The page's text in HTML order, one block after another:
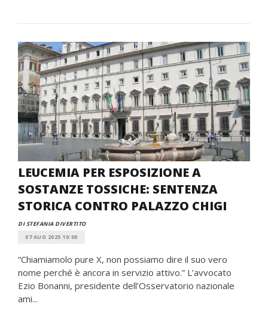
LEUCEMIA PER ESPOSIZIONE A
SOSTANZE TOSSICHE: SENTENZA
STORICA CONTRO PALAZZO CHIGI
DI STEFANIA DIVERTITO
07 AUG 2025 10:00
“Chiamiamolo pure X, non possiamo dire il suo vero
nome perché è ancora in servizio attivo.” L’avvocato
Ezio Bonanni, presidente dell’Osservatorio nazionale
ami...